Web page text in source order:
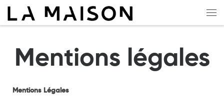
Skip to content
Mentions légales
Mentions Légales